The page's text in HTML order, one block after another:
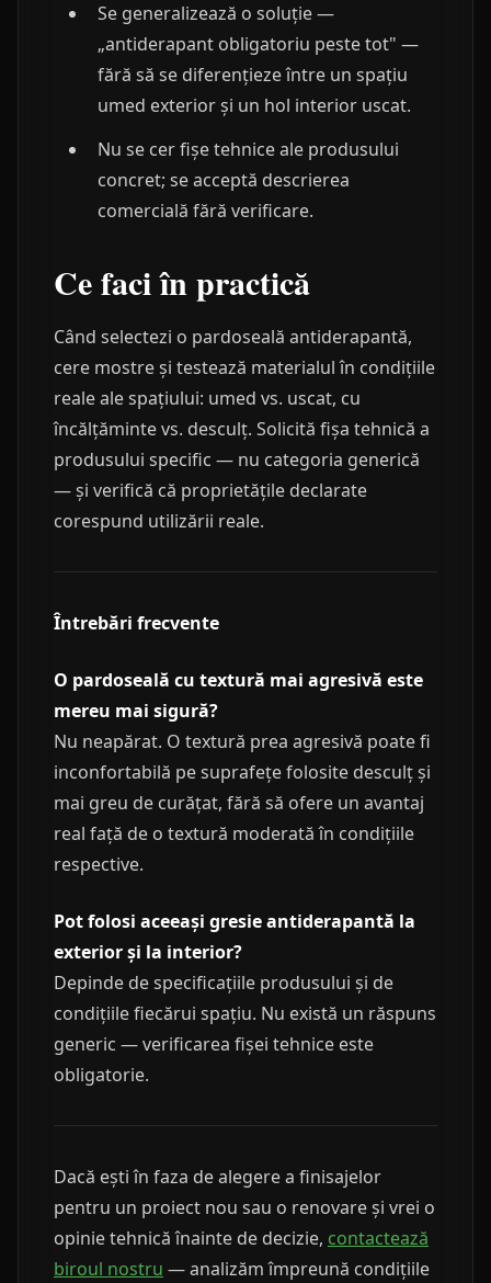
Se generalizează o soluție —
„antiderapant obligatoriu peste tot" —
fără să se diferențieze între un spațiu
umed exterior și un hol interior uscat.
Nu se cer fișe tehnice ale produsului
concret; se acceptă descrierea
comercială fără verificare.
Ce faci în practică
Când selectezi o pardoseală antiderapantă,
cere mostre și testează materialul în condițiile
reale ale spațiului: umed vs. uscat, cu
încălțăminte vs. desculț. Solicită fișa tehnică a
produsului specific — nu categoria generică
— și verifică că proprietățile declarate
corespund utilizării reale.
Întrebări frecvente
O pardoseală cu textură mai agresivă este
mereu mai sigură?
Nu neapărat. O textură prea agresivă poate fi
inconfortabilă pe suprafețe folosite desculț și
mai greu de curățat, fără să ofere un avantaj
real față de o textură moderată în condițiile
respective.
Pot folosi aceeași gresie antiderapantă la
exterior și la interior?
Depinde de specificațiile produsului și de
condițiile fiecărui spațiu. Nu există un răspuns
generic — verificarea fișei tehnice este
obligatorie.
Dacă ești în faza de alegere a finisajelor
pentru un proiect nou sau o renovare și vrei o
opinie tehnică înainte de decizie, contactează
biroul nostru — analizăm împreună condițiile